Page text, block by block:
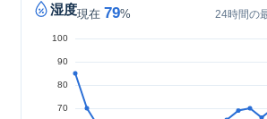
湿度現在 79% 24時間の